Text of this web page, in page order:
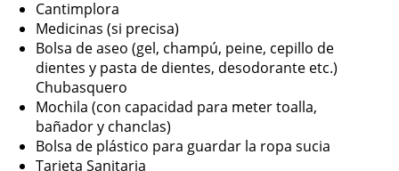
Cantimplora
Medicinas (si precisa)
Bolsa de aseo (gel, champú, peine, cepillo de
dientes y pasta de dientes, desodorante etc.)
Chubasquero
Mochila (con capacidad para meter toalla,
bañador y chanclas)
Bolsa de plástico para guardar la ropa sucia
Tarjeta Sanitaria